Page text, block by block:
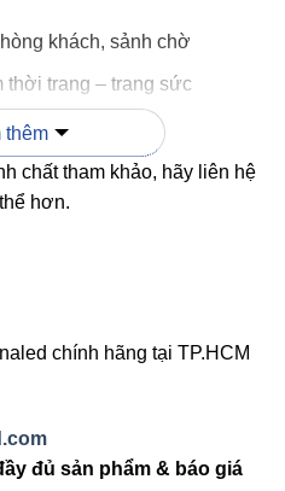
khách, sảnh chờ
thời trang – trang sức
phẩm để tôn màu sắc sản
phòng họp để tạo ánh sáng
khách sạn, coffee shop
18 vs đèn
VINALED V9DLF-
thêm
chất tham khảo, hãy liên hệ
hơn.
chính hãng tại TP.HCM
đủ sản phẩm & báo giá